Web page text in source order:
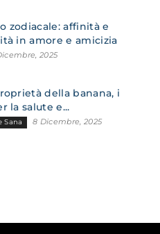
zodiacale: affinità e
in amore e amicizia
2025
della banana, i
la salute e...
Sana 8 Dicembre, 2025